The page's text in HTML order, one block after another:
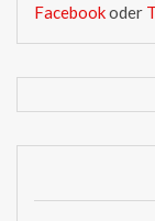
Facebookoder